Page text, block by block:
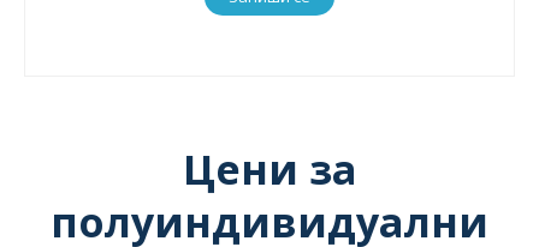
Цени за
полуиндивидуални